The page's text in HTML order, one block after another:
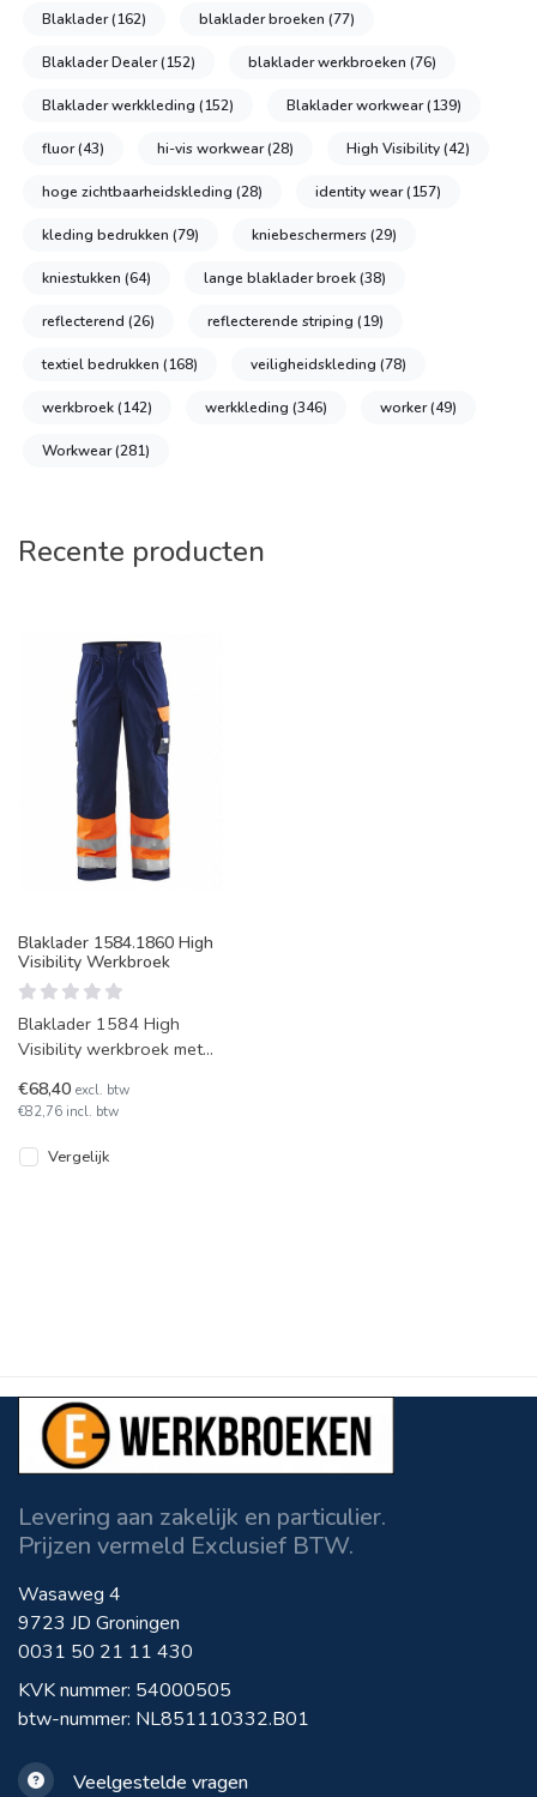
Blaklader(162) blaklader broeken (77)
Blaklader Dealer(152) blaklader werkbroeken (76)
Blaklader werkkleding (152) Blaklader workwear(139)
fluor(43) hi-vis workwear(28) High Visibility(42)
hoge zichtbaarheidskleding (28) identity wear(157)
kleding bedrukken (79) kniebeschermers(29)
kniestukken (64) lange blaklader broek(38)
reflecterend (26) reflecterende striping (19)
textiel bedrukken (168) veiligheidskleding (78)
werkbroek(142) werkkleding (346) worker(49)
Workwear(281)
Recente producten
Blaklader 1584.1860 High
Visibility Werkbroek
Blaklader 1584 High
Visibility werkbroek met
de pijpen. Leverbaar in
diver
€68,40 excl. btw
€82,76 incl. btw
Vergelijk
Levering aan zakelijk en particulier.
Prijzen vermeld Exclusief BTW.
Wasaweg 4
9723 JD Groningen
0031 50 21 11 430
KVK nummer: 54000505
btw-nummer: NL851110332.B01
Veelgestelde vragen